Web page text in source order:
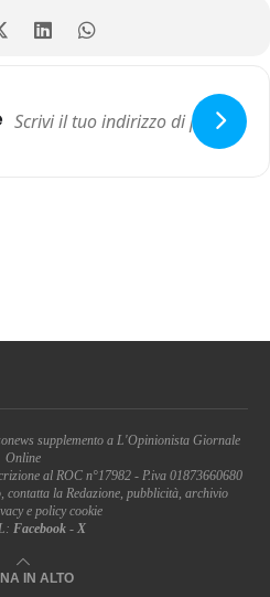
supplemento a L'Opinionista Giornale
Online
al ROC n°17982 - P.iva 01873660680
contatta la Redazione, pubblicità, archivio
e policy cookie
Facebook - X
IN ALTO